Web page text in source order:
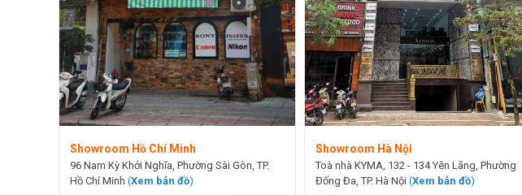
Showroom Hồ Chí Minh
96 Nam Kỳ Khởi Nghĩa, Phường Sài Gòn, TP.
Hồ Chí Minh (Xem bản đồ)
Showroom Hà Nội
Toà nhà KYMA, 132 - 134 Yên Lãng, Phường
Đống Đa, TP. Hà Nội (Xem bản đồ)